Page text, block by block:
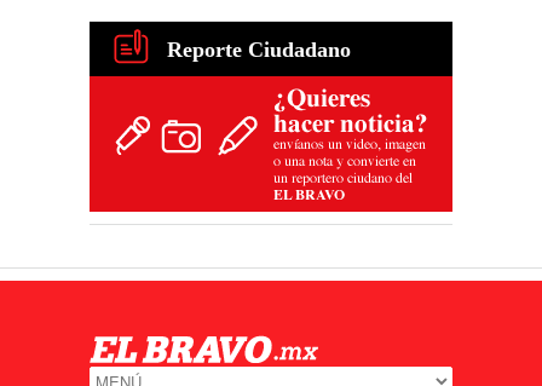
Reporte Ciudadano